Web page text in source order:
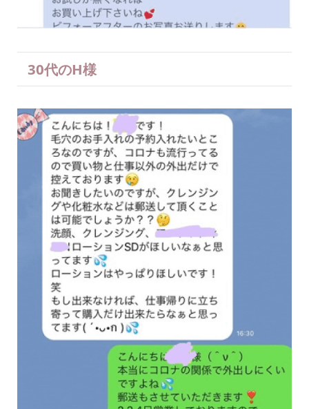
30代のH様